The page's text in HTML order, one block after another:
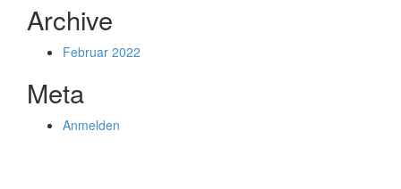
Archive
Februar 2022
Meta
Anmelden